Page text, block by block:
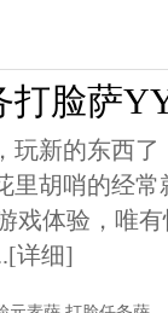
打脸萨
玩新的东西
里胡哨的经
戏体验，唯
[详细]